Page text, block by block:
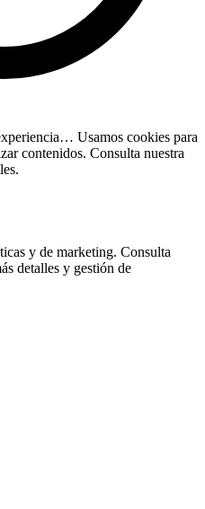
Usamos cookies para
contenidos. Consulta nuestra
y de marketing. Consulta
detalles y gestión de